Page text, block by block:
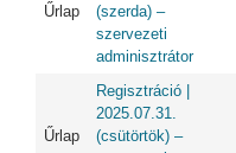
Űrlap
(szerda) –
szervezeti
adminisztrátor
Űrlap
Regisztráció |
2025.07.31.
(csütörtök) –